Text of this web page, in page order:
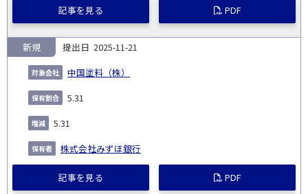
記事を見る PDF
2025-11-21
中国塗料（株）
新規
5.31
5.31
株式会社みずほ銀行
記事を見る PDF